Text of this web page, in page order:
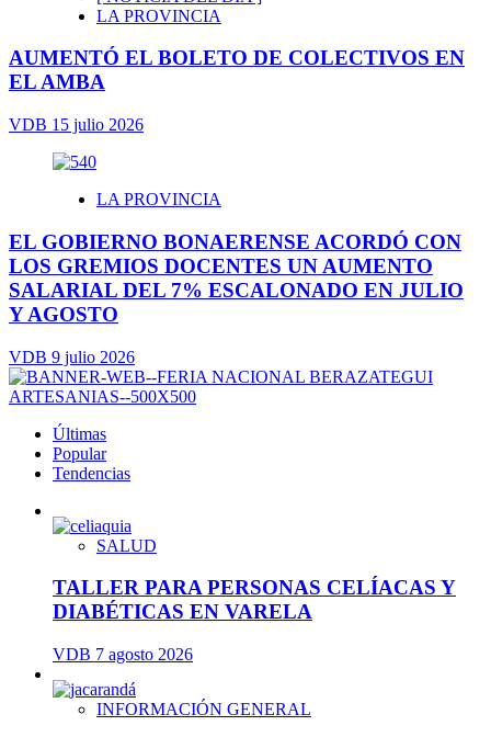
LA PROVINCIA
AUMENTÓ EL BOLETO DE COLECTIVOS EN
EL AMBA
VDB 15 julio 2026
LA PROVINCIA
EL GOBIERNO BONAERENSE ACORDÓ CON
LOS GREMIOS DOCENTES UN AUMENTO
SALARIAL DEL 7% ESCALONADO EN JULIO
Y AGOSTO
VDB 9 julio 2026
Últimas
Popular
Tendencias
SALUD
TALLER PARA PERSONAS CELÍACAS Y
DIABÉTICAS EN VARELA
VDB 7 agosto 2026
INFORMACIÓN GENERAL